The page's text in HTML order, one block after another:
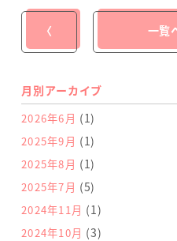
〈 一覧
月別アーカイブ
2026年6月 (1)
2025年9月 (1)
2025年8月 (1)
2025年7月 (5)
2024年11月 (1)
2024年10月 (3)